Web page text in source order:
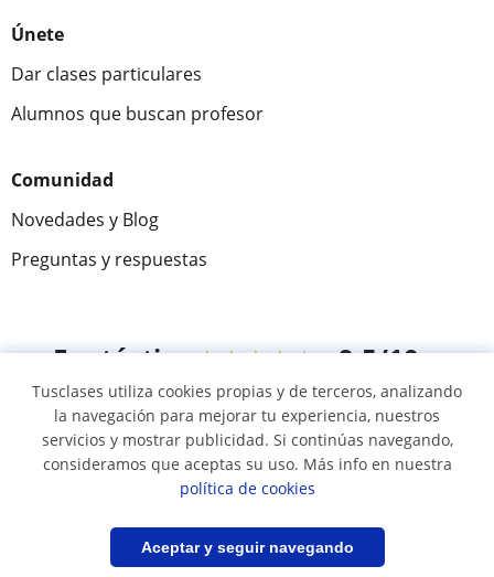
Guardar búsqueda
Únete
Dar clases particulares
Alumnos que buscan profesor
Comunidad
Novedades y Blog
Preguntas y respuestas
Fantástica★★★★★ 9,5/10
305883 opiniones de alumnos
© 2007 - 2026 Tusclases.com.uy
Mapa web:Profesores particulares
Tusclases utiliza cookies propias y de terceros, analizando
la navegación para mejorar tu experiencia, nuestros
servicios y mostrar publicidad. Si continúas navegando,
consideramos que aceptas su uso. Más info en nuestra
política de cookies
Aceptar y seguir navegando